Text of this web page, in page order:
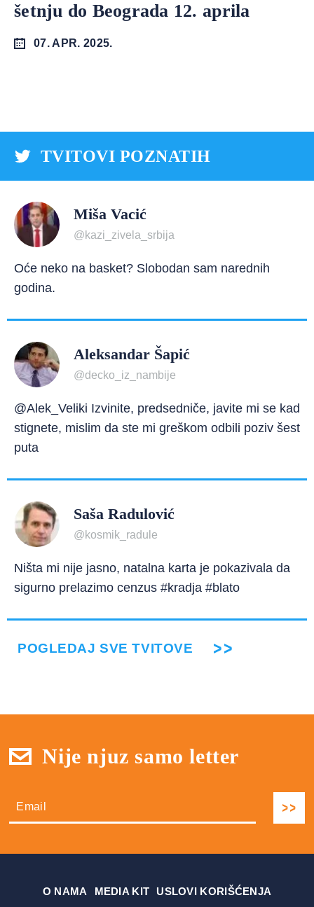
šetnju do Beograda 12. aprila
07. APR. 2025.
TVITOVI POZNATIH
Miša Vacić
@kazi_zivela_srbija
Oće neko na basket? Slobodan sam narednih
godina.
Aleksandar Šapić
@decko_iz_nambije
@Alek_Veliki Izvinite, predsedniče, javite mi se kad
stignete, mislim da ste mi greškom odbili poziv šest
puta
Saša Radulović
@kosmik_radule
Ništa mi nije jasno, natalna karta je pokazivala da
sigurno prelazimo cenzus #kradja #blato
POGLEDAJ SVE TVITOVE
Nije njuz samo letter
О NAMA MEDIA KIT USLOVI KORIŠĆENJA